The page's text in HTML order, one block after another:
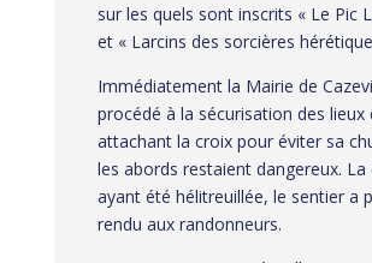
sur les quels sont inscrits « Le Pic
et « Larcins des sorcières
Immédiatement la Mairie de
procédé à la sécurisation des lieux
attachant la croix pour éviter sa
les abords restaient dangereux. La
ayant été hélitreuillée, le sentier a
rendu aux randonneurs.